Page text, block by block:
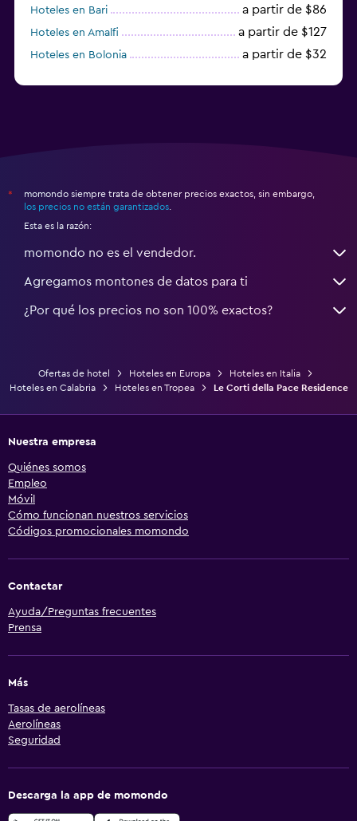
Hoteles en Bari a partir de $86
Hoteles en Amalfi a partir de $127
Hoteles en Bolonia a partir de $32
*
momondo siempre trata de obtener precios exactos, sin embargo,
los precios no están garantizados
Esta es la razón:
momondo no es el vendedor.
Agregamos montones de datos para ti
¿Por qué los precios no son 100% exactos?
Ofertas de hotel Hoteles en Europa
Hoteles en Italia
Hoteles en Calabria
Hoteles en Tropea Le Corti della Pace Residence
Nuestra empresa
Quiénes somos
Empleo
Móvil
Cómo funcionan nuestros servicios
Códigos promocionales momondo
Contactar
Ayuda/Preguntas frecuentes
Prensa
Más
Tasas de aerolíneas
Aerolíneas
Seguridad
Descarga la app de momondo